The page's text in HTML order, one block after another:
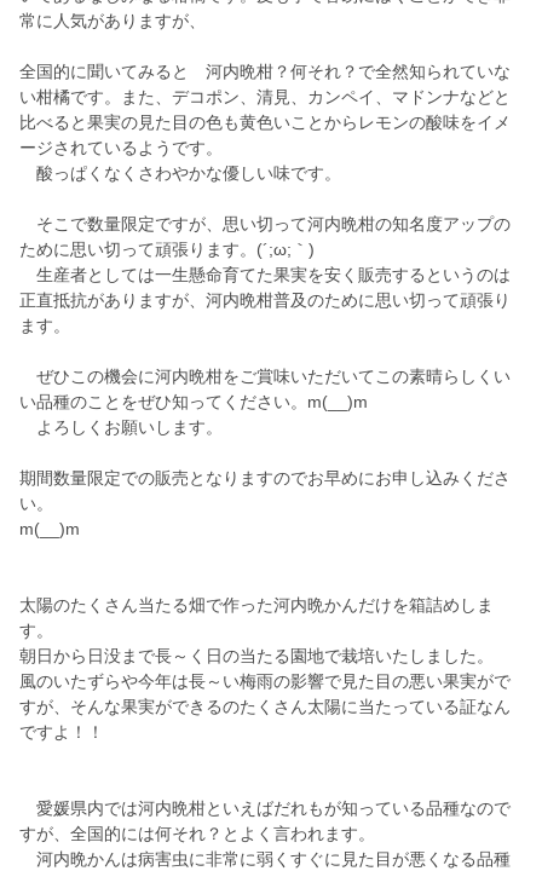
常に人気がありますが、
全国的に聞いてみると 河内晩柑？何それ？で全然知られていな
い柑橘です。また、デコポン、清見、カンペイ、マドンナなどと
比べると果実の見た目の色も黄色いことからレモンの酸味をイメ
ージされているようです。
酸っぱくなくさわやかな優しい味です。
そこで数量限定ですが、思い切って河内晩柑の知名度アップの
ために思い切って頑張ります。(´;ω;｀)
生産者としては一生懸命育てた果実を安く販売するというのは
正直抵抗がありますが、河内晩柑普及のために思い切って頑張り
ます。
ぜひこの機会に河内晩柑をご賞味いただいてこの素晴らしくい
い品種のことをぜひ知ってください。m(__)m
よろしくお願いします。
期間数量限定での販売となりますのでお早めにお申し込みくださ
い。
m(__)m
太陽のたくさん当たる畑で作った河内晩かんだけを箱詰めしま
す。
朝日から日没まで長～く日の当たる園地で栽培いたしました。
風のいたずらや今年は長～い梅雨の影響で見た目の悪い果実がで
すが、そんな果実ができるのたくさん太陽に当たっている証なん
ですよ！！
愛媛県内では河内晩柑といえばだれもが知っている品種なので
すが、全国的には何それ？とよく言われます。
河内晩かんは病害虫に非常に弱くすぐに見た目が悪くなる品種